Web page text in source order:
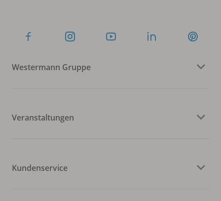
Westermann Gruppe
Veranstaltungen
Kundenservice